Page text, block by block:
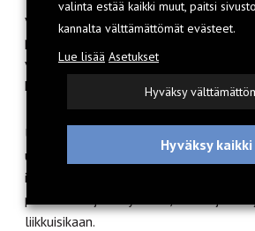
voimakkaamman vedon, mikä pistää
pitkään vetoketju säilyy
viimeistely vaikuttavat kuitenkin
huolet häilynevät käytön myötä.
Uusi Fusion-juomarakko löytyy muun
uudistetuista Octane-sarjan
isommat 12- ja 22-litraiset versiot
päiväretkelijän käyttöön, vaikka
liikkuisikaan.
valinta estää kaikki muut, paitsi
kannalta välttämättömät evästeet.
Lue lisää Asetukset
Hyväksy
Hyväksy kaikki